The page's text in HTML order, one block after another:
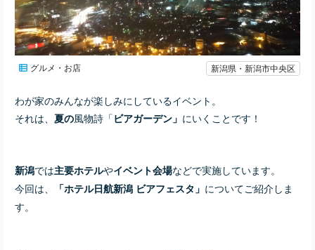
グルメ・お店 新潟県・新潟市中央区
わが家のみんなが楽しみにしているイベント。
それは、 夏の風物詩「ビアガーデン」 にいくことです！
新潟では主要ホテルやイベント会場などで実施しています。
今回は、
「ホテル日航新潟 ビアフェスタ」 についてご紹介しま
す。